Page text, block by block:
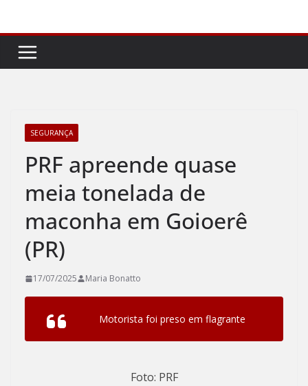
conteúdo
SEGURANÇA
PRF apreende quase
meia tonelada de
maconha em Goioerê
(PR)
17/07/2025 Maria Bonatto
Motorista foi preso em flagrante
Foto: PRF